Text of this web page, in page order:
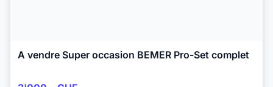
A vendre Super occasion BEMER Pro-Set complet